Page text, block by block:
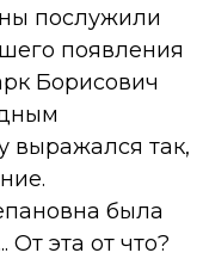
послужили
появления
Борисович
выражался так,
была
От эта от что?